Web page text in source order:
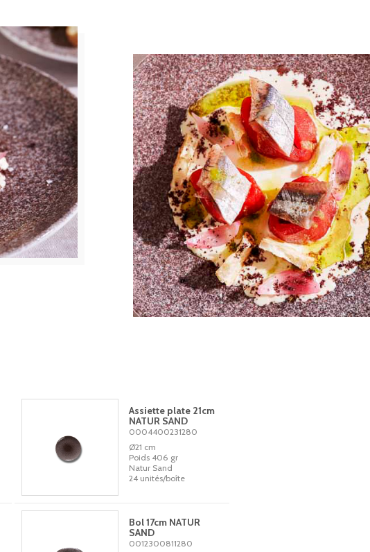
Assiette plate 21cm
NATUR SAND
0004400231280
Ø21 cm
Poids 406 gr
Natur Sand
24 unités/boîte
Bol 17cm NATUR
SAND
0012300811280